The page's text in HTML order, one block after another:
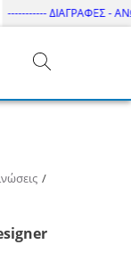
----------- ΔΙΑΓΡΑΦΕΣ -